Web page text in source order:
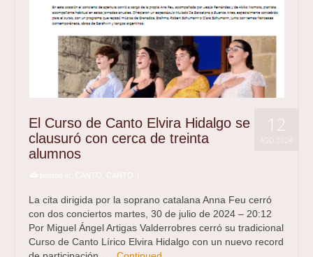
12
AGO 2024
El Curso de Canto Elvira Hidalgo se
clausuró con cerca de treinta
alumnos
La cita dirigida por la soprano catalana Anna Feu cerró
con dos conciertos martes, 30 de julio de 2024 – 20:12
Por Miguel Ángel Artigas Valderrobres cerró su tradicional
Curso de Canto Lírico Elvira Hidalgo con un nuevo record